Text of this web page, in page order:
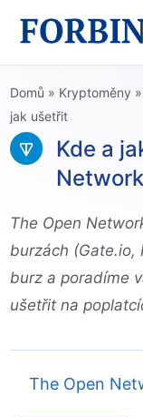
Domů » Kryptoměny »
jak ušetřit
Kde a
The Open
burzách (Gate.io,
burz a poradíme
ušetřit na
The Open